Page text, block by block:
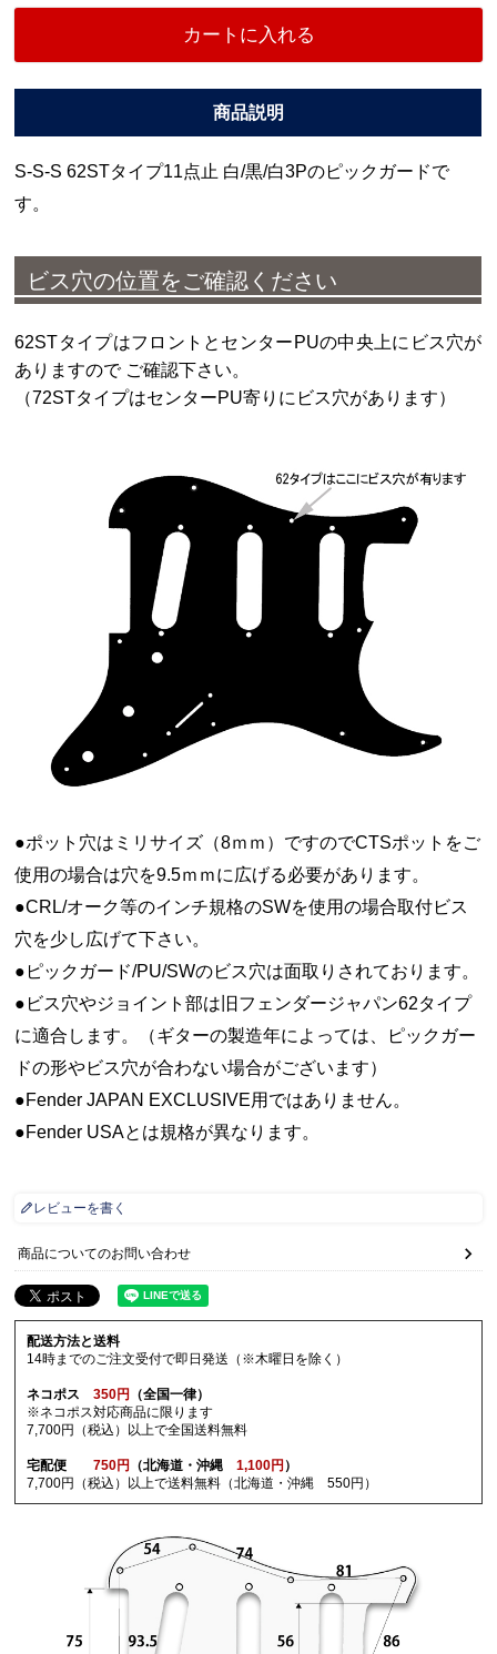
カートに入れる
S-S-S 62STタイプ11点止 白/黒/白3Pのピックガードで
す。
ビス穴の位置をご確認ください
62STタイプはフロントとセンターPUの中央上にビス穴が
ありますので ご確認下さい。
（72STタイプはセンターPU寄りにビス穴があります）
●ポット穴はミリサイズ（8ｍｍ）ですのでCTSポットをご
使用の場合は穴を9.5ｍｍに広げる必要があります。
●CRL/オーク等のインチ規格のSWを使用の場合取付ビス
穴を少し広げて下さい。
●ピックガード/PU/SWのビス穴は面取りされております。
●ビス穴やジョイント部は旧フェンダージャパン62タイプ
に適合します。（ギターの製造年によっては、ピックガー
ドの形やビス穴が合わない場合がございます）
●Fender JAPAN EXCLUSIVE用ではありません。
●Fender USAとは規格が異なります。
レビューを書く
商品についてのお問い合わせ
配送方法と送料
14時までのご注文受付で即日発送（※木曜日を除く）
ネコポス350円
（全国一律）
※ネコポス対応商品に限ります
7,700円（税込）以上で全国送料無料
宅配便750円 （北海道・沖縄1,100円 ）
7,700円（税込）以上で送料無料（北海道・沖縄 550円）